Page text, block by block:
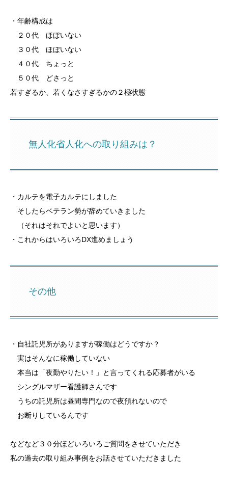
・年齢構成は
２０代 ほぼいない
３０代 ほぼいない
４０代 ちょっと
５０代 どさっと
若すぎるか、若くなさすぎるかの２極状態
無人化省人化への取り組みは？
・カルテを電子カルテにしました
そしたらベテラン勢が辞めていきました
（それはそれでよいと思います）
・これからはいろいろDX進めましょう
その他
・自社託児所がありますが稼働はどうですか？
実はそんなに稼働していない
本当は「夜勤やりたい！」と言ってくれる応募者がいる
シングルマザー看護師さんです
うちの託児所は昼間専門なので夜預れないので
お断りしているんです
などなど３０分ほどいろいろご質問をさせていただき
私の過去の取り組み事例をお話させていただきました